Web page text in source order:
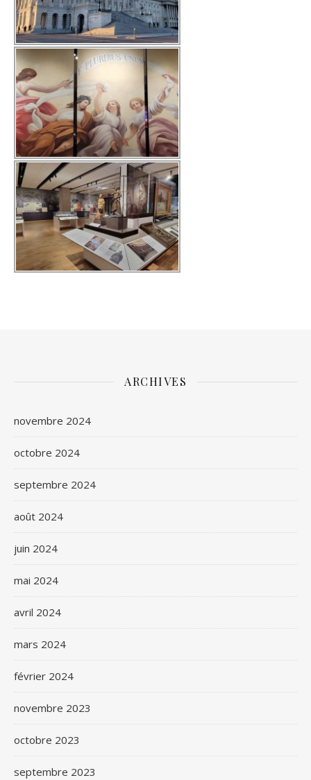
ARCHIVES
novembre 2024
octobre 2024
septembre 2024
août 2024
juin 2024
mai 2024
avril 2024
mars 2024
février 2024
novembre 2023
octobre 2023
septembre 2023